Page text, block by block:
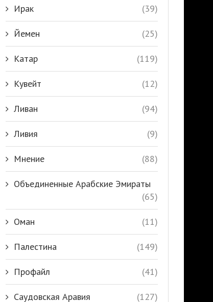
Ирак (39)
Йемен (25)
Катар (119)
Кувейт (12)
Ливан (94)
Ливия (9)
Мнение (88)
Объединенные Арабские Эмираты
(65)
Оман (11)
Палестина (149)
Профайл (41)
Саудовская Аравия (127)